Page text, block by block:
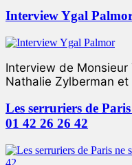
Interview Ygal
Interview de Monsieur
Nathalie Zylberman
Les serruriers de
01 42 26 26 42